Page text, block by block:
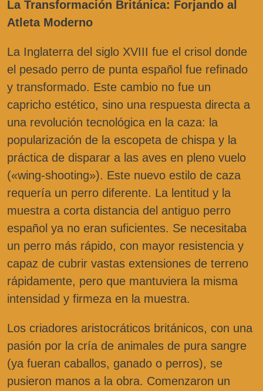
La Transformación Británica: Forjando al
Atleta Moderno
La Inglaterra del siglo XVIII fue el crisol donde
el pesado perro de punta español fue refinado
y transformado. Este cambio no fue un
capricho estético, sino una respuesta directa a
una revolución tecnológica en la caza: la
popularización de la escopeta de chispa y la
práctica de disparar a las aves en pleno vuelo
(«wing-shooting»). Este nuevo estilo de caza
requería un perro diferente. La lentitud y la
muestra a corta distancia del antiguo perro
español ya no eran suficientes. Se necesitaba
un perro más rápido, con mayor resistencia y
capaz de cubrir vastas extensiones de terreno
rápidamente, pero que mantuviera la misma
intensidad y firmeza en la muestra.
Los criadores aristocráticos británicos, con una
pasión por la cría de animales de pura sangre
(ya fueran caballos, ganado o perros), se
pusieron manos a la obra. Comenzaron un